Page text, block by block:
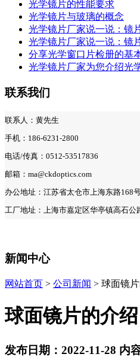
光学镜片的性能要求
光学镜片与玻璃的概念
光学镜片厂家说一说：镜
光学镜片厂家说一说：镜
分享光学窗口片检册的基
光学镜片厂家为您介绍光
联系我们
联系人：黄先生
手机：186-6231-2800
电话/传真：0512-53517836
邮箱：ma@ckdoptics.com
办公地址：江苏省太仓市上海东路168
工厂地址：上海市嘉定区华亭镇高石公
新闻中心
网站首页 > 公司新闻 > 球面镜
球面镜片的介绍
发布日期：2022-11-28 内